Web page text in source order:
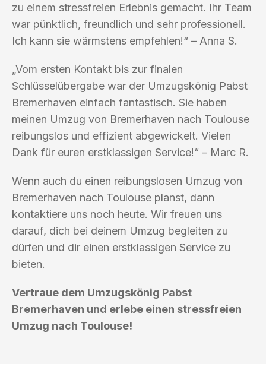
zu einem stressfreien Erlebnis gemacht. Ihr Team
war pünktlich, freundlich und sehr professionell.
Ich kann sie wärmstens empfehlen!“ – Anna S.
„Vom ersten Kontakt bis zur finalen
Schlüsselübergabe war der Umzugskönig Pabst
Bremerhaven einfach fantastisch. Sie haben
meinen Umzug von Bremerhaven nach Toulouse
reibungslos und effizient abgewickelt. Vielen
Dank für euren erstklassigen Service!“ – Marc R.
Wenn auch du einen reibungslosen Umzug von
Bremerhaven nach Toulouse planst, dann
kontaktiere uns noch heute. Wir freuen uns
darauf, dich bei deinem Umzug begleiten zu
dürfen und dir einen erstklassigen Service zu
bieten.
Vertraue dem Umzugskönig Pabst
Bremerhaven und erlebe einen stressfreien
Umzug nach Toulouse!